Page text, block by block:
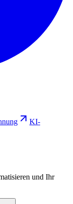
KI-
und Ihr